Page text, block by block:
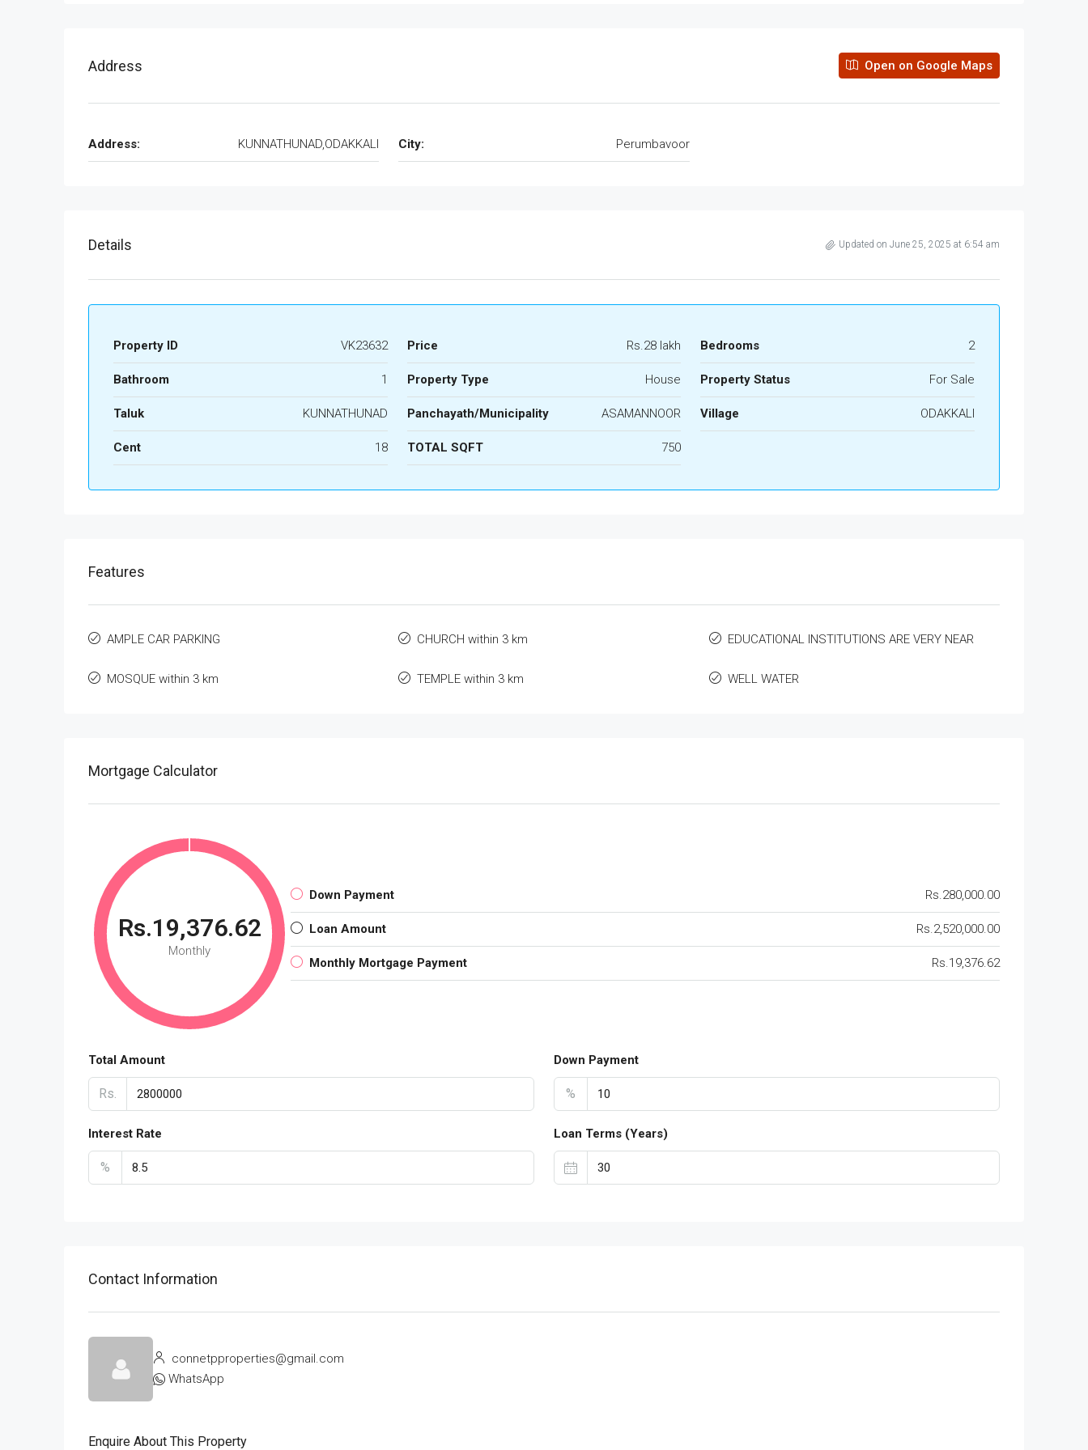
Address Open on Google Maps
Address: KUNNATHUNAD,ODAKKALI City: Perumbavoor
Details Updated on June 25, 2025 at 6:54 am
Property ID VK23632 Price Rs.28 lakh Bedrooms 2
Bathroom 1 Property Type House Property Status For Sale
Taluk KUNNATHUNAD Panchayath/Municipality ASAMANNOOR Village ODAKKALI
Cent 18 TOTAL SQFT 750
Features
AMPLE CAR PARKING CHURCH within 3 km EDUCATIONAL INSTITUTIONS ARE VERY NEAR
MOSQUE within 3 km TEMPLE within 3 km WELL WATER
Mortgage Calculator
Rs.19,376.62
Monthly
Down Payment Rs.280,000.00
Loan Amount Rs.2,520,000.00
Monthly Mortgage Payment Rs.19,376.62
Total Amount
Rs.
Down Payment
%
Interest Rate
%
Loan Terms (Years)
Contact Information
connetpproperties@gmail.com
WhatsApp
Enquire About This Property